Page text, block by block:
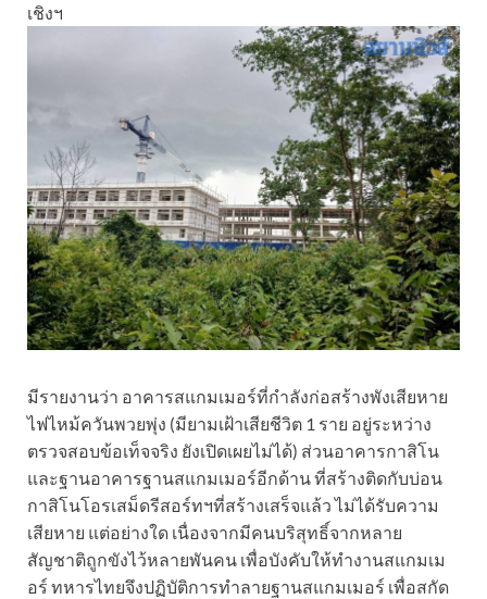
เชิงฯ
มีรายงานว่า อาคารสแกมเมอร์ที่กำลังก่อสร้างพังเสียหาย
ไฟไหม้ควันพวยพุ่ง (มียามเฝ้าเสียชีวิต 1 ราย อยู่ระหว่าง
ตรวจสอบข้อเท็จจริง ยังเปิดเผยไม่ได้) ส่วนอาคารกาสิโน
และฐานอาคารฐานสแกมเมอร์อีกด้าน ที่สร้างติดกับบ่อน
กาสิโนโอรเสม็ดรีสอร์ทฯที่สร้างเสร็จแล้ว ไม่ได้รับความ
เสียหาย แต่อย่างใด เนื่องจากมีคนบริสุทธิ์จากหลาย
สัญชาติถูกขังไว้หลายพันคน เพื่อบังคับให้ทำงานสแกมเม
อร์ ทหารไทยจึงปฏิบัติการทำลายฐานสแกมเมอร์ เพื่อสกัด